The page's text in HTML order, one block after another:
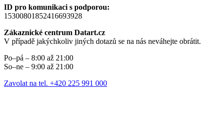
ID pro komunikaci s podporou:
15300801852416693928
Zákaznické centrum Datart.cz
V případě jakýchkoliv jiných dotazů se na nás neváhejte obrátit.
Po–pá – 8:00 až 21:00
So–ne – 9:00 až 21:00
Zavolat na tel. +420 225 991 000